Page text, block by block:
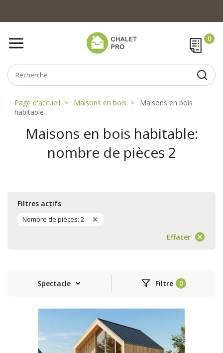
Page d'accueil Maisons en bois
Maisons en bois
habitable
Maisons en bois habitable:
nombre de pièces 2
Filtres actifs
Nombre de pièces: 2
Effacer
Spectacle Filtre